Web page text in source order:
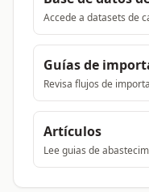
Accede a datasets de
Guías de
Revisa flujos de
Artículos
Lee guias de